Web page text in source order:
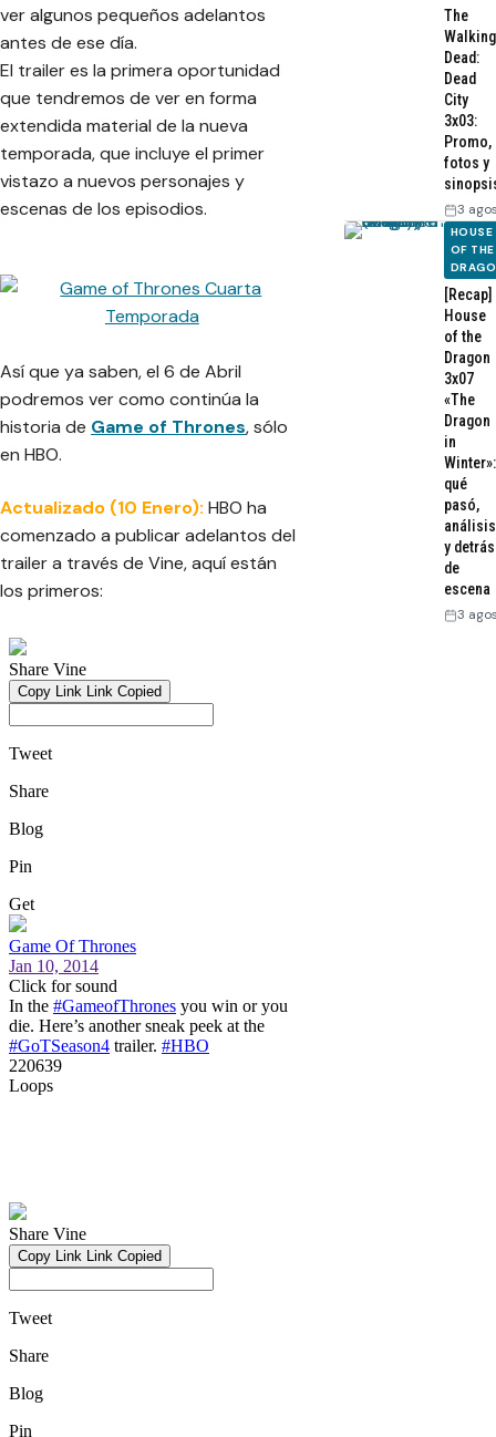
ver algunos pequeños adelantos
antes de ese día.
El trailer es la primera oportunidad
que tendremos de ver en forma
extendida material de la nueva
temporada, que incluye el primer
vistazo a nuevos personajes y
escenas de los episodios.
Así que ya saben, el 6 de Abril
podremos ver como continúa la
historia de Game of Thrones, sólo
en HBO.
Actualizado (10 Enero): HBO ha
comenzado a publicar adelantos del
trailer a través de Vine, aquí están
los primeros:
The
Walking
Dead:
Dead
City
3x03:
Promo,
fotos y
3
HOUSE
OF THE
[Recap]
House
of the
Dragon
3x07
«The
Dragon
in
Winter»:
qué
pasó,
análisis
y detrás
de
escena
3